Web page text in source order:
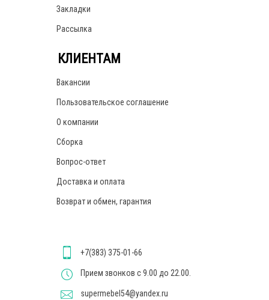
Закладки
Рассылка
КЛИЕНТАМ
Вакансии
Пользовательское соглашение
О компании
Сборка
Вопрос-ответ
Доставка и оплата
Возврат и обмен, гарантия
+7(383) 375-01-66
Прием звонков с 9.00 до 22.00.
supermebel54@yandex.ru